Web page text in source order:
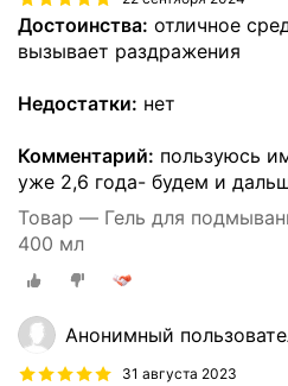
Достоинства: отличное
вызывает раздражения
Недостатки: нет
Комментарий: пользуюсь
уже 2,6 года- будем и
Товар — Гель для
400 мл
Анонимный
31 августа 2023